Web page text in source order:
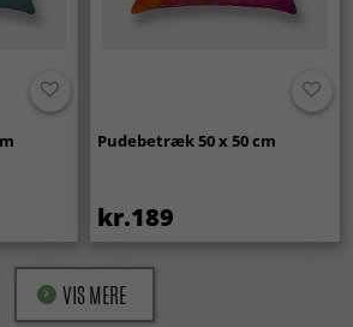
Pudebetræk 50 x 50 cm
kr.189
VIS MERE